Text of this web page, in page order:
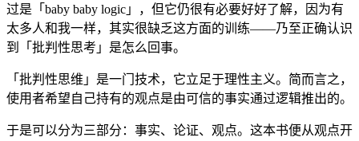
过是「baby baby logic」，但它仍很有必要好好了解，因为有
太多人和我一样，其实很缺乏这方面的训练——乃至正确认识
到「批判性思考」是怎么回事。
「批判性思维」是一门技术，它立足于理性主义。简而言之，
使用者希望自己持有的观点是由可信的事实通过逻辑推出的。
于是可以分为三部分：事实、论证、观点。这本书便从观点开